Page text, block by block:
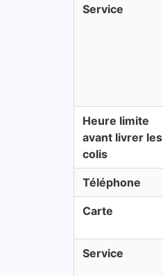
Service
Heure limite
avant livrer les
colis
Téléphone
Carte
Service